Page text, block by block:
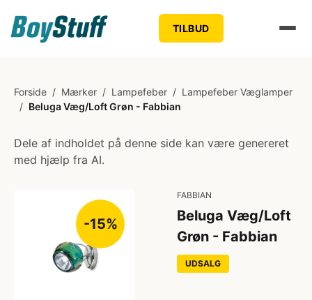
TILBUD
Forside / Mærker / Lampefeber / Lampefeber Væglamper
/ Beluga Væg/Loft Grøn - Fabbian
Dele af indholdet på denne side kan være genereret
med hjælp fra AI.
-15%
FABBIAN
Beluga Væg/Loft
Grøn - Fabbian
UDSALG